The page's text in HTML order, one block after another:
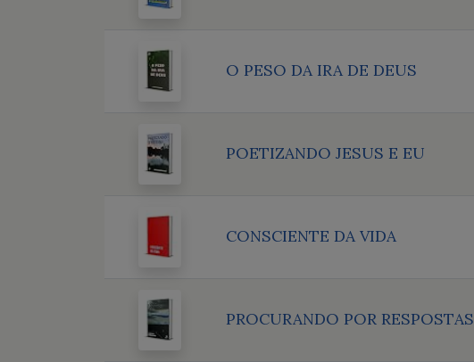
O PESO DA IRA DE DEUS
POETIZANDO JESUS E EU
CONSCIENTE DA VIDA
PROCURANDO POR RESPOSTAS